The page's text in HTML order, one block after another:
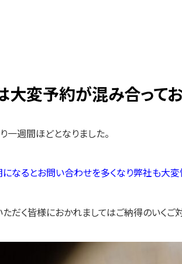
大変予約が混み合って
一週間ほどとなりました。
なるとお問い合わせを多くなり弊社も大変
だく皆様におかれましてはご納得のいくご